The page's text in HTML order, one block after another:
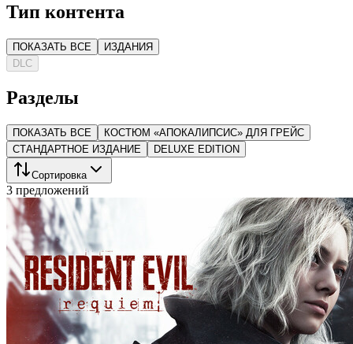
Тип контента
ПОКАЗАТЬ ВСЕ
ИЗДАНИЯ
DLC
Разделы
ПОКАЗАТЬ ВСЕ
КОСТЮМ «АПОКАЛИПСИС» ДЛЯ ГРЕЙС
СТАНДАРТНОЕ ИЗДАНИЕ
DELUXE EDITION
Сортировка
3 предложений